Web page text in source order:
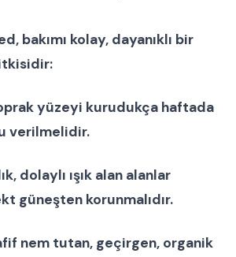
, bakımı kolay, dayanıklı bir
:
yüzeyi kurudukça haftada
verilmelidir.
dolaylı ışık alan alanlar
güneşten korunmalıdır.
nem tutan, geçirgen, organik